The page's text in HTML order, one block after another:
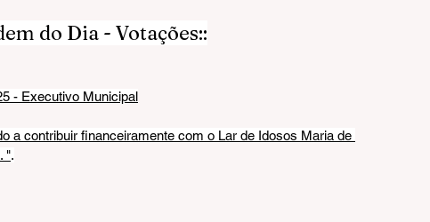
do Dia - Votações::
- Executivo Municipal
a contribuir financeiramente com o Lar de Idosos Maria de
".